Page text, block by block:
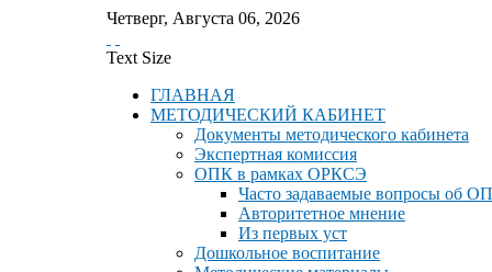
Четверг, Августа 06, 2026
Text Size
ГЛАВНАЯ
МЕТОДИЧЕСКИЙ КАБИНЕТ
Документы методического кабинета
Экспертная комиссия
ОПК в рамках ОРКСЭ
Часто задаваемые вопросы об
Авторитетное мнение
Из первых уст
Дошкольное воспитание